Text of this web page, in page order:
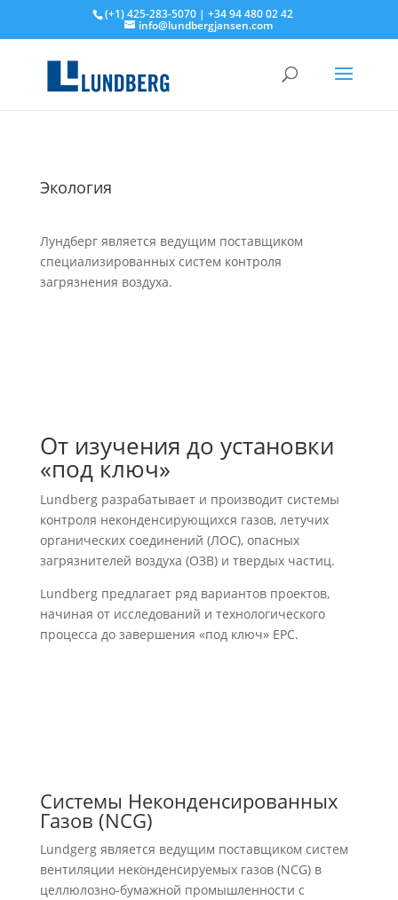
(+1) 425-283-5070 | +34 94 480 02 42
info@lundbergjansen.com
Экология
Лундберг является ведущим поставщиком
специализированных систем контроля
загрязнения воздуха.
От изучения до установки
«под ключ»
Lundberg разрабатывает и производит системы
контроля неконденсирующихся газов, летучих
органических соединений (ЛОС), опасных
загрязнителей воздуха (ОЗВ) и твердых частиц.
Lundberg предлагает ряд вариантов проектов,
начиная от исследований и технологического
процесса до завершения «под ключ» EPC.
Системы Неконденсированных
Газов (NCG)
Lundgerg является ведущим поставщиком систем
вентиляции неконденсируемых газов (NCG) в
целлюлозно-бумажной промышленности с